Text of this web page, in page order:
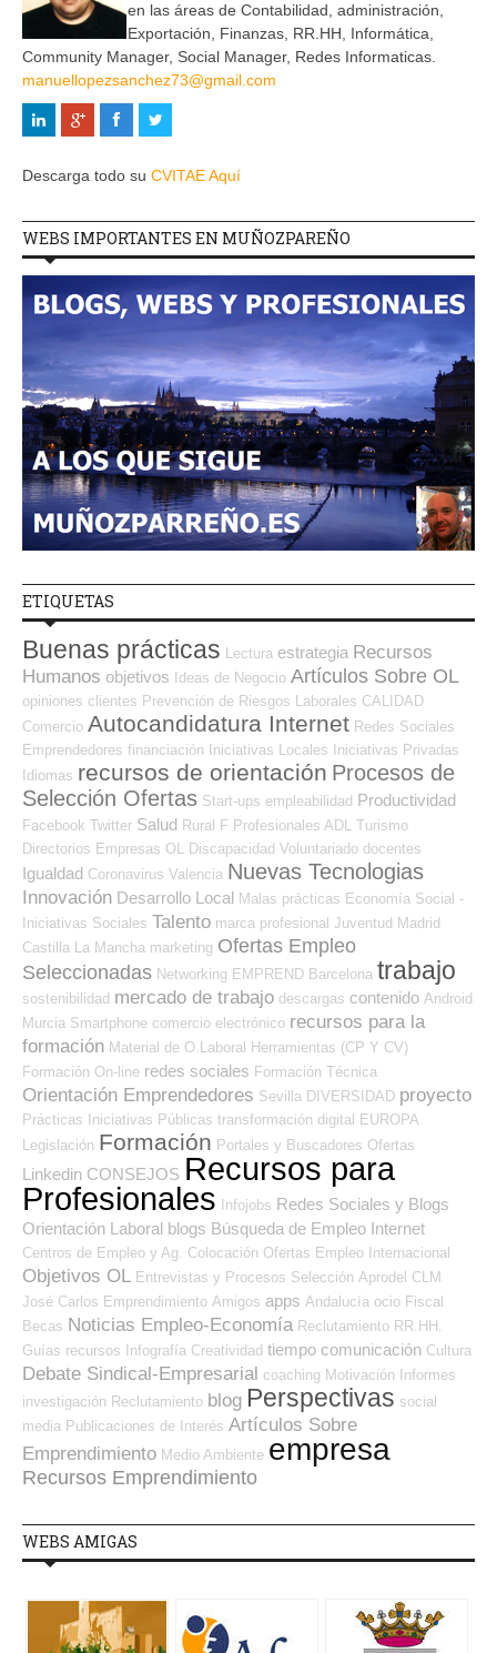
en las áreas de Contabilidad, administración,
Exportación, Finanzas, RR.HH, Informática,
Community Manager, Social Manager, Redes Informaticas.
manuellopezsanchez73@gmail.com
Descarga todo su CVITAE Aquí
WEBS IMPORTANTES EN MUÑOZPAREÑO
ETIQUETAS
Buenas prácticas Lectura estrategia Recursos
Humanos objetivos Ideas de Negocio Artículos Sobre OL
opiniones clientes Prevención de Riesgos Laborales CALIDAD
Comercio Autocandidatura Internet Redes Sociales
Emprendedores financiación Iniciativas Locales
Iniciativas Privadas
Idiomas recursos de orientación Procesos de
Selección Ofertas Start-ups empleabilidad Productividad
Facebook Twitter Salud Rural F Profesionales ADL Turismo
Directorios Empresas OL Discapacidad Voluntariado docentes
Igualdad Coronavirus Valencia Nuevas Tecnologias
Innovación Desarrollo Local Malas prácticas Economía Social -
Iniciativas Sociales Talento marca profesional Juventud Madrid
Castilla La Mancha marketing Ofertas Empleo
Seleccionadas Networking EMPREND Barcelona trabajo
sostenibilidad mercado de trabajo descargas contenido Android
Murcia Smartphone comercio electrónico recursos para la
formación Material de O.Laboral Herramientas (CP Y CV)
Formación On-line redes sociales Formación Técnica
Orientación Emprendedores Sevilla DIVERSIDAD proyecto
Prácticas Iniciativas Públicas transformación digital EUROPA
Legislación Formación Portales y Buscadores Ofertas
Linkedin CONSEJOS Recursos para
Profesionales
Infojobs Redes Sociales y Blogs
Orientación Laboral blogs Búsqueda de Empleo Internet
Centros de Empleo y Ag. Colocación Ofertas Empleo Internacional
Objetivos OL Entrevistas y Procesos Selección Aprodel CLM
José Carlos Emprendimiento Amigos apps Andalucía ocio Fiscal
Becas Noticias Empleo-Economía Reclutamiento RR.HH.
Guías recursos Infografía Creatividad tiempo comunicación Cultura
Debate Sindical-Empresarial coaching Motivación
Informes
investigación Reclutamiento blog Perspectivas social
media Publicaciones de Interés Artículos Sobre
Emprendimiento Medio Ambiente empresa
Recursos Emprendimiento
WEBS AMIGAS